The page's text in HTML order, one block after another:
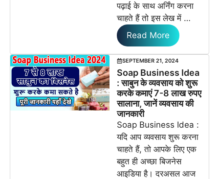
पढ़ाई के साथ अर्निंग करना
चाहते हैं तो इस लेख में …
Read More
SEPTEMBER 21, 2024
Soap Business Idea
: साबुन के व्यवसाय को शुरू
करके कमाएं 7-8 लाख रुपए
सालाना, जानें व्यवसाय की
जानकारी
Soap Business Idea :
यदि आप व्यवसाय शुरू करना
चाहते हैं, तो आपके लिए एक
बहुत ही अच्छा बिजनेस
आइडिया है। दरअसल आज